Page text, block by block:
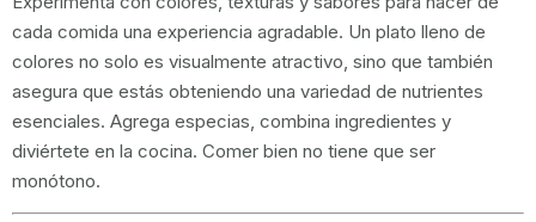
cada comida una experiencia agradable. Un plato lleno de
colores no solo es visualmente atractivo, sino que también
asegura que estás obteniendo una variedad de nutrientes
esenciales. Agrega especias, combina ingredientes y
diviértete en la cocina. Comer bien no tiene que ser
monótono.